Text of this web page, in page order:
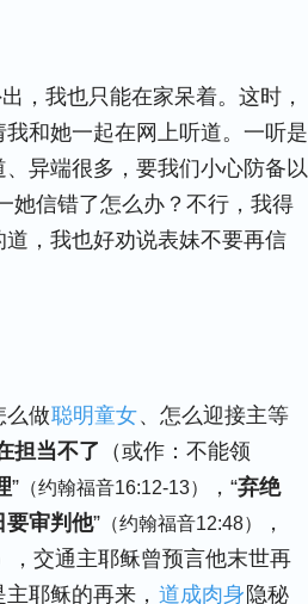
，我也只能在家呆着。这时，
和她一起在网上听道。一听是
异端很多，要我们小心防备以
她信错了怎么办？不行，我得
，我也好劝说表妹不要再信
么做聪明童女、怎么迎接主等
担当不了 （或作：不能领
” （约翰福音16:12-13） ，“弃绝
要审判他” （约翰福音12:48）
，
，交通主耶稣曾预言他末世再
耶稣的再来， 道成肉身 隐秘